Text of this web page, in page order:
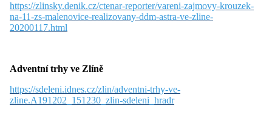
https://zlinsky.denik.cz/ctenar-reporter/vareni-zajmovy-krouzek-
na-11-zs-malenovice-realizovany-ddm-astra-ve-zline-
20200117.html
Adventní trhy ve Zlíně
https://sdeleni.idnes.cz/zlin/adventni-trhy-ve-
zline.A191202_151230_zlin-sdeleni_hradr